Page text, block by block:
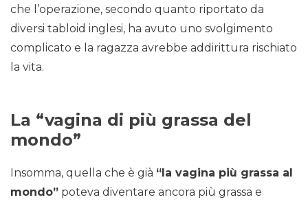
che l’operazione, secondo quanto riportato da
diversi tabloid inglesi, ha avuto uno svolgimento
complicato e la ragazza avrebbe addirittura rischiato
la vita.
La “vagina di più grassa del
mondo”
Insomma, quella che è già “la vagina più grassa al
mondo” poteva diventare ancora più grassa e